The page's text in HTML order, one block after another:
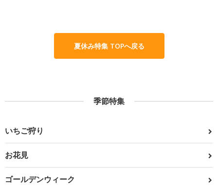
夏休み特集 TOPへ戻る
季節特集
いちご狩り
お花見
ゴールデンウィーク